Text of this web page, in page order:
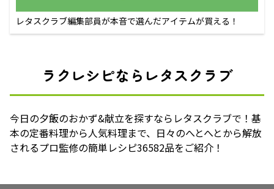
レタスクラブ編集部員が本音で選んだアイテムが買える！
ラクレシピならレタスクラブ
今日の夕飯のおかず&献立を探すならレタスクラブで！基
本の定番料理から人気料理まで、日々のへとへとから解放
されるプロ監修の簡単レシピ36582品をご紹介！